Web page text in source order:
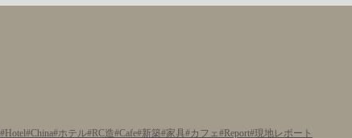
Hotel China ホテル RC造 Cafe 新築 家具 カフェ Report 現地レポート